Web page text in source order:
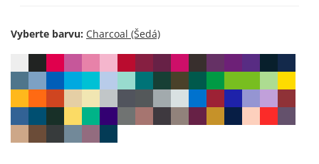
Vyberte barvu: